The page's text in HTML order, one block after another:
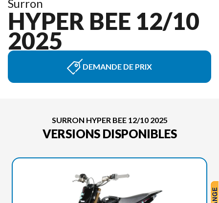
Surron
HYPER BEE 12/10
2025
DEMANDE DE PRIX
SURRON HYPER BEE 12/10 2025
VERSIONS DISPONIBLES